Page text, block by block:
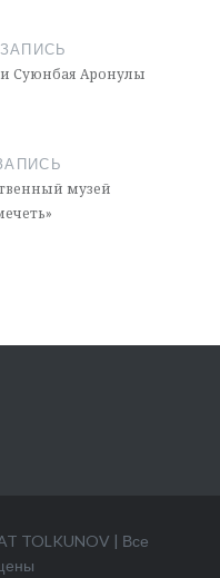
Суюнбая Аронулы
музей
TOLKUNOV | Все